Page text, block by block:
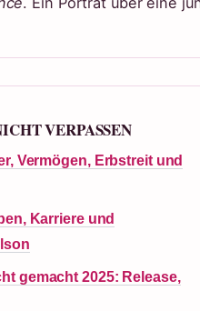
VERPASSEN
Vermögen, Erbstreit und
Karriere und
gemacht 2025: Release,